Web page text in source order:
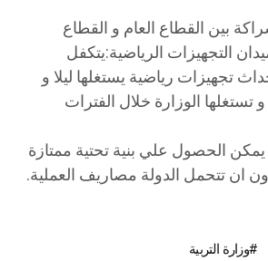
بين القطاع العام و القطاع
التجھيزات الرياضية:يتكفل
تجھيزات رياضية يستغلھا ليلا و
تستغلھا الوزارة خلال الفترات
الحصول علي بنية تحتية ممتازة
ان تتحمل الدولة مصاريف العملية.
وزارة التربية